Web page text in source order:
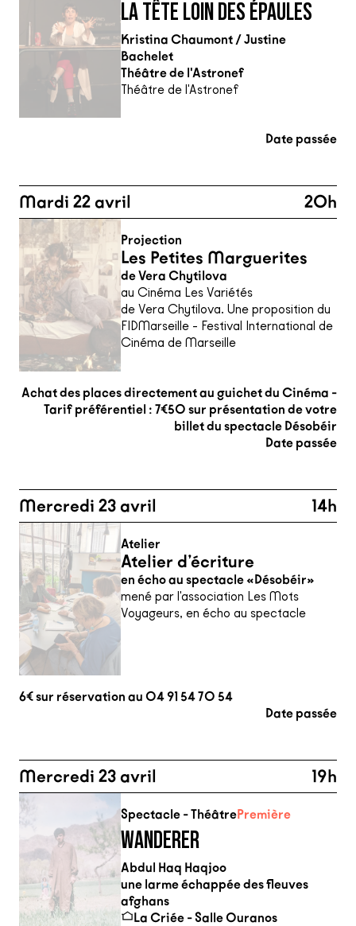
LA TÊTE LOIN DES ÉPAULES
Kristina Chaumont / Justine
Bachelet
Théâtre de l'Astronef
Théâtre de l'Astronef
Date passée
Mardi 22 avril 20h
Projection
Les Petites Marguerites
de Vera Chytilova
au Cinéma Les Variétés
de Vera Chytilova. Une proposition du
FIDMarseille - Festival International de
Cinéma de Marseille
Achat des places directement au guichet du Cinéma -
Tarif préférentiel : 7€50 sur présentation de votre
billet du spectacle Désobéir
Date passée
Mercredi 23 avril 14h
Atelier
Atelier d’écriture
en écho au spectacle «Désobéir»
mené par l'association Les Mots
Voyageurs, en écho au spectacle
6€ sur réservation au 04 91 54 70 54
Date passée
Mercredi 23 avril 19h
Spectacle - ThéâtrePremière
WANDERER
Abdul Haq Haqjoo
une larme échappée des fleuves
afghans
La Criée - Salle Ouranos